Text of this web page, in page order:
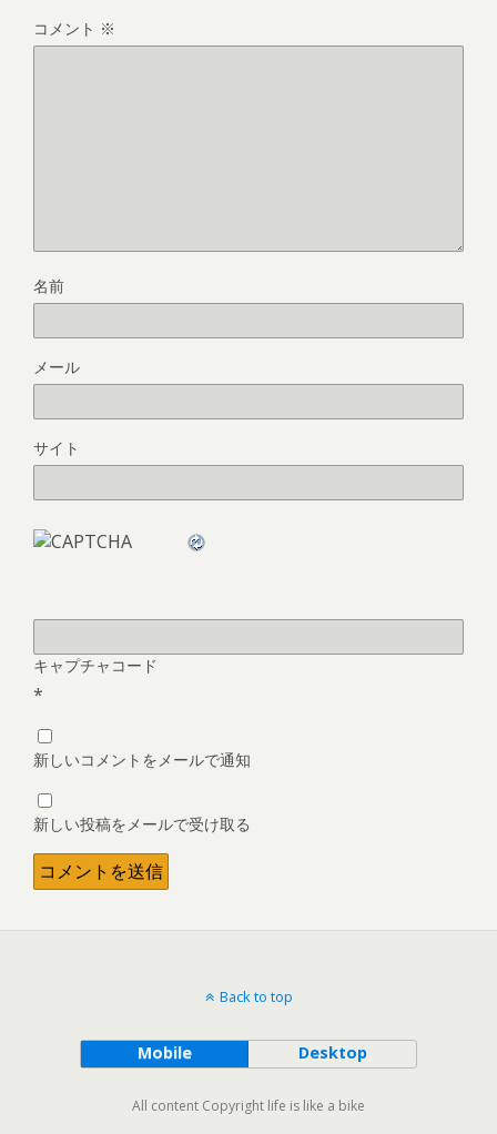
コメント ※
名前
メール
サイト
キャプチャコード
*
新しいコメントをメールで通知
新しい投稿をメールで受け取る
Back to top
Mobile Desktop
All content Copyright life is like a bike